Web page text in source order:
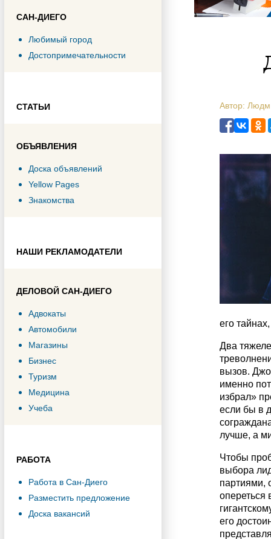
САН-ДИЕГО
Любимый город
Достопримечательности
СТАТЬИ
ОБЪЯВЛЕНИЯ
Доска объявлений
Yellow Pages
Знакомства
НАШИ РЕКЛАМОДАТЕЛИ
ДЕЛОВОЙ САН-ДИЕГО
Адвокаты
Автомобили
Магазины
Бизнес
Туризм
Медицина
Учеба
РАБОТА
Работа в Сан-Диего
Разместить предложение
Доска вакансий
Автор:
его
Два
вызов.
именно
избрал»
если бы в
лучше, а
Чтобы
выбора
партиями,
опереться
его